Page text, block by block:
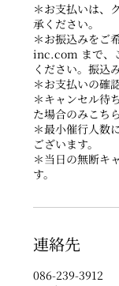
＊お支払いは、
承ください。
＊お振込みをご
inc.com まで、
ください。振込
＊お支払いの確
＊キャンセル待
た場合のみこち
＊最小催行人数
ございます。
＊当日の無断キ
す。
連絡先
086-239-3912